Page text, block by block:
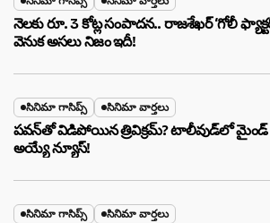
నెలకు రూ. 3 కోట్ల సంపాదన.. రాజశేఖర్ ‘గోలీ
వెనుక అసలు నిజం ఇదీ!
సినిమా గాసిప్స్ సినిమా వార్తలు
పవన్‌తో విడిపోయిన త్రివిక్రమ్? టాలీవుడ్‌లో మైండ్
అయ్యే న్యూస్!
సినిమా గాసిప్స్ సినిమా వార్తలు